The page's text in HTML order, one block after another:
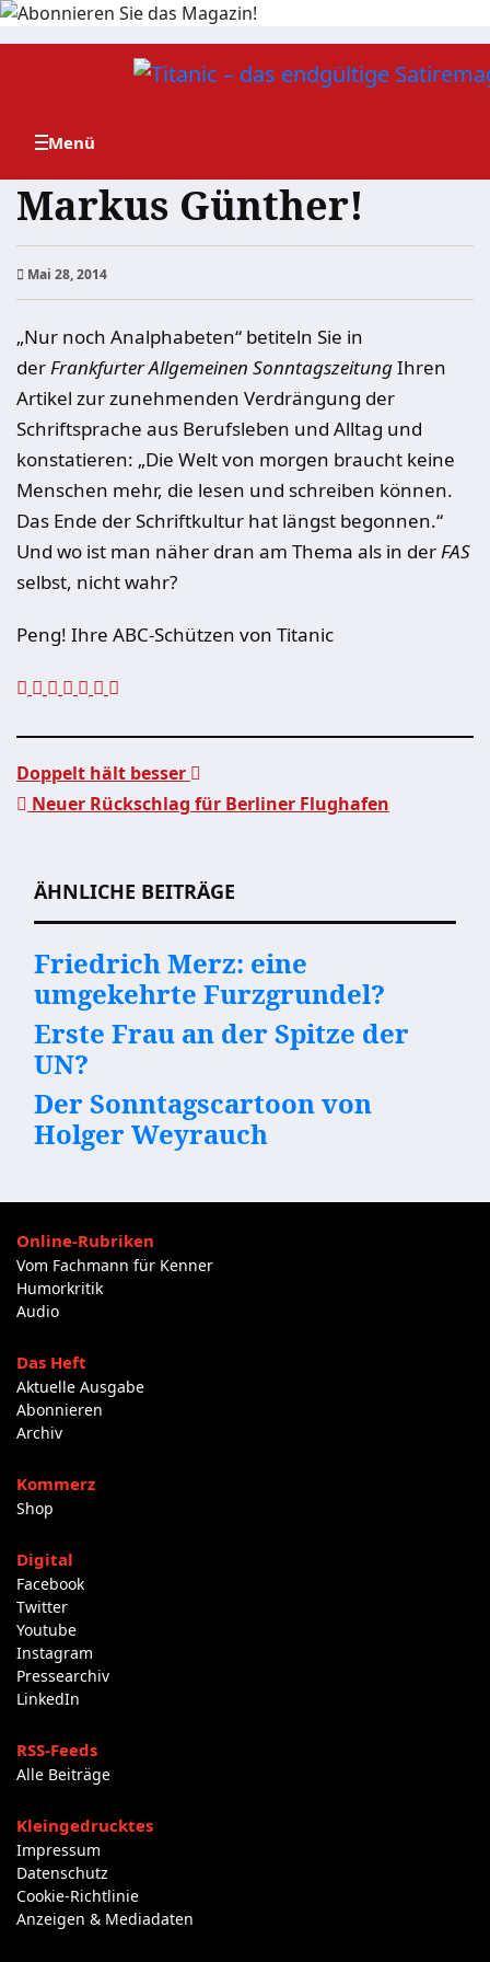
Zum
Markus Günther!
Mai 28, 2014
„Nur noch Analphabeten“ betiteln Sie in
derFrankfurter Allgemeinen SonntagszeitungIhren
Artikel zur zunehmenden Verdrängung der
Schriftsprache aus Berufsleben und Alltag und
konstatieren: „Die Welt von morgen braucht keine
Menschen mehr, die lesen und schreiben können.
Das Ende der Schriftkultur hat längst begonnen.“
Und wo ist man näher dran am Thema als in derFAS
selbst, nicht wahr?
Peng! Ihre ABC-Schützen von Titanic
Doppelt hält besser
Neuer Rückschlag für Berliner Flughafen
ÄHNLICHE BEITRÄGE
Friedrich Merz: eine
umgekehrte Furzgrundel?
Erste Frau an der Spitze der
UN?
Der Sonntagscartoon von
Holger Weyrauch
Online-Rubriken
Vom Fachmann für Kenner
Humorkritik
Audio
Das Heft
Aktuelle Ausgabe
Abonnieren
Archiv
Kommerz
Shop
Digital
Facebook
Twitter
Youtube
Instagram
Pressearchiv
LinkedIn
RSS-Feeds
Alle Beiträge
Kleingedrucktes
Impressum
Datenschutz
Cookie-Richtlinie
Anzeigen & Mediadaten